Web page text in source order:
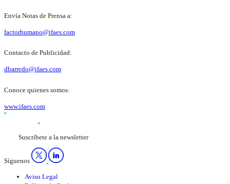
Envía Notas de Prensa a:
factorhumano@ifaes.com
Contacto de Publicidad:
dbarredo@ifaes.com
Conoce quienes somos:
www.ifaes.com
Suscríbete a la newsletter
Síguenos
Aviso Legal